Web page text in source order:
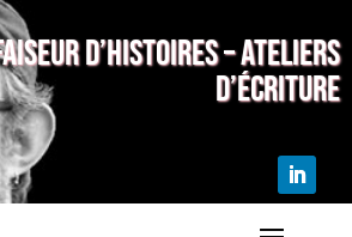
d’histoires – Ateliers
d’écriture